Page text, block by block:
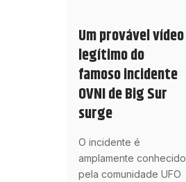
Um provável vídeo
legítimo do
famoso incidente
OVNI de Big Sur
surge
O incidente é
amplamente conhecido
pela comunidade UFO